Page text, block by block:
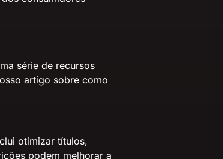
série de recursos
artigo sobre como
otimizar títulos,
podem melhorar a